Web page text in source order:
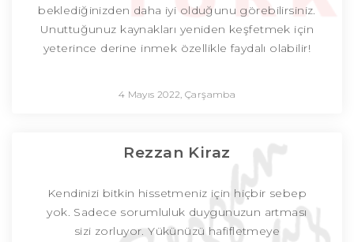
beklediğinizden daha iyi olduğunu görebilirsiniz.
Unuttuğunuz kaynakları yeniden keşfetmek için
yeterince derine inmek özellikle faydalı olabilir!
4 Mayıs 2022, Çarşamba
Rezzan Kiraz
Kendinizi bitkin hissetmeniz için hiçbir sebep
yok. Sadece sorumluluk duygunuzun artması
sizi zorluyor. Yükünüzü hafifletmeye